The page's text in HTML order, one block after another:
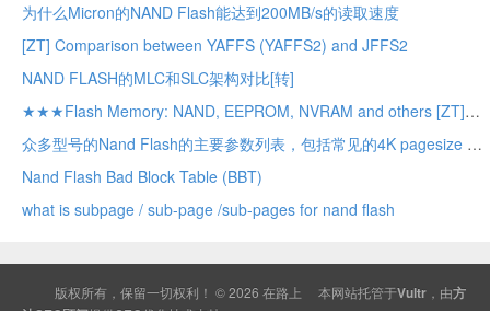
为什么Micron的NAND Flash能达到200MB/s的读取速度
[ZT] Comparison between YAFFS (YAFFS2) and JFFS2
NAND FLASH的MLC和SLC架构对比[转]
★★★Flash Memory: NAND, EEPROM, NVRAM and others [ZT]
众多型号的Nand Flash的主要参数列表，包括常见的4K pagesize 的Nand Flash
Nand Flash Bad Block Table (BBT)
what is subpage / sub-page /sub-pages for nand flash
版权所有，保留一切权利！ © 2026 在路上 本网站托管于Vultr ，由方